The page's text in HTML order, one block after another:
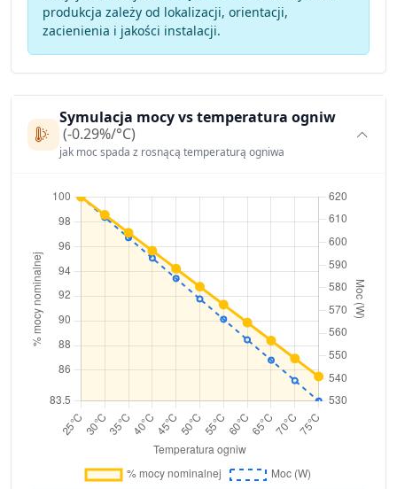
produkcja zależy od lokalizacji, orientacji,
zacienienia i jakości instalacji.
Symulacja mocy vs temperatura ogniw
(-0.29%/°C)
jak moc spada z rosnącą temperaturą ogniwa